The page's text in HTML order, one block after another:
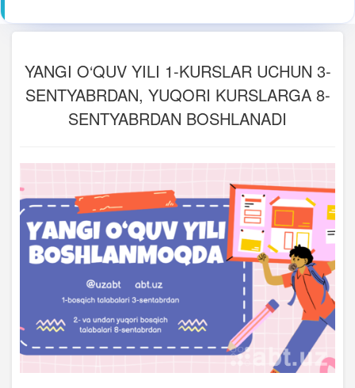
YANGI O‘QUV YILI 1-KURSLAR UCHUN 3-
SENTYABRDAN, YUQORI KURSLARGA 8-
SENTYABRDAN BOSHLANADI